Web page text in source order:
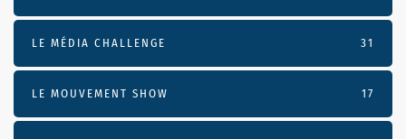
LE MÉDIA CHALLENGE 31
LE MOUVEMENT SHOW 17